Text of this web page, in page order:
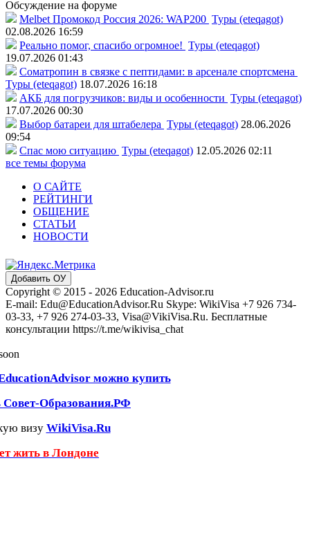
Обсуждение на форуме
Melbet Промокод Россия 2026: WAP200 Туры (eteqagot)
02.08.2026 16:59
Реально помог, спасибо огромное! Туры (eteqagot)
19.07.2026 01:43
Соматропин в связке с пептидами: в арсенале спортсмена
Туры (eteqagot) 18.07.2026 16:18
АКБ для погрузчиков: виды и особенности Туры (eteqagot)
17.07.2026 00:30
Выбор батареи для штабелера Туры (eteqagot) 28.06.2026
09:54
Спас мою ситуацию Туры (eteqagot) 12.05.2026 02:11
все темы форума
О САЙТЕ
РЕЙТИНГИ
ОБЩЕНИЕ
СТАТЬИ
НОВОСТИ
Добавить ОУ
Copyright © 2015 - 2026 Education-Advisor.ru
E-mail: Edu@EducationAdvisor.Ru Skype: WikiVisa +7 926 734-
03-33, +7 926 274-03-33, Visa@VikiVisa.Ru. Бесплатные
консультации https://t.me/wikivisa_chat
можно купить
Совет-Образования.РФ
визу WikiVisa.Ru
жить в Лондоне